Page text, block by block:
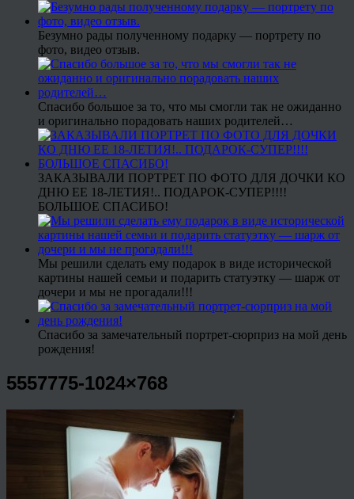
Безумно рады полученному подарку — портрету по
фото, видео отзыв.
Спасибо большое за то, что мы смогли так не ожиданно
и оригинально порадовать наших родителей…
ЗАКАЗЫВАЛИ ПОРТРЕТ ПО ФОТО ДЛЯ ДОЧКИ КО
ДНЮ ЕЕ 18-ЛЕТИЯ!.. ПОДАРОК-СУПЕР!!!!
БОЛЬШОЕ СПАСИБО!
Мы решили сделать ему подарок в виде исторической
картины нашей семьи и подарить статуэтку — шарж от
дочери и мы не прогадали!!!
Спасибо за замечательный портрет-сюрприз на мой день
рождения!
5557775-1024×768